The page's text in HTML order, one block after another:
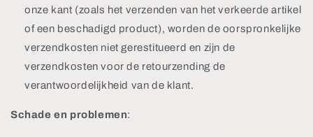
onze kant (zoals het verzenden van het verkeerde artikel
of een beschadigd product), worden de oorspronkelijke
verzendkosten niet gerestitueerd en zijn de
verzendkosten voor de retourzending de
verantwoordelijkheid van de klant.
Schade en problemen: